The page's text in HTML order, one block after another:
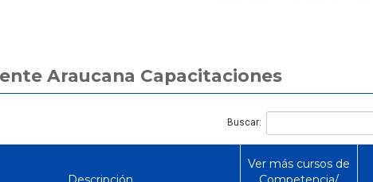
Araucana Capacitaciones
Buscar:
Ver más cursos de